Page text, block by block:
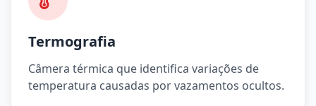
Termografia
Câmera térmica que identifica variações de
temperatura causadas por vazamentos ocultos.